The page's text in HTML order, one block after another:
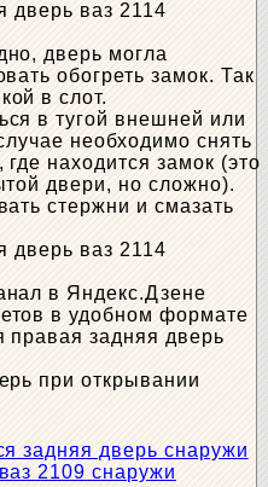
дверь могла
обогреть замок. Так
в ​​слот.
в тугой внешней или
необходимо снять
находится замок (это
двери, но сложно).
стержни и смазать
в Яндекс.Дзене
в удобном формате
правая задняя дверь
при открывании
задняя дверь снаружи
2109 снаружи